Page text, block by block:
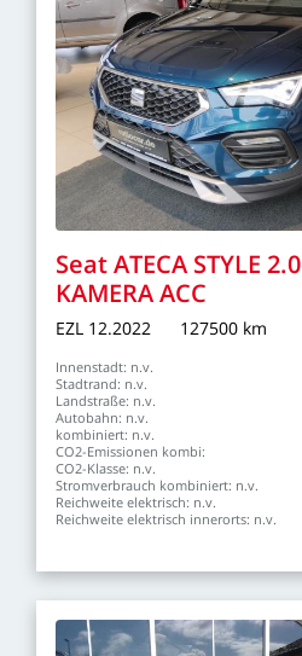
SeatATECA STYLE 2.0
KAMERAACC
EZL 12.2022 127500 km
Innenstadt: n.v.
Stadtrand: n.v.
Landstraße: n.v.
Autobahn: n.v.
kombiniert: n.v.
CO2-Emissionen kombi:
CO2-Klasse: n.v.
Stromverbrauch kombiniert: n.v.
Reichweite elektrisch: n.v.
Reichweite elektrisch innerorts: n.v.